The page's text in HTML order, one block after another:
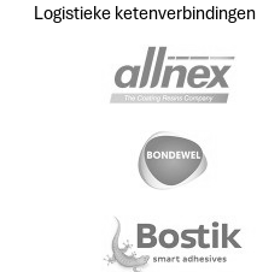
Logistieke ketenverbindingen